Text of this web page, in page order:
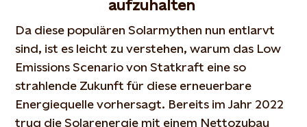
aufzuhalten
Da diese populären Solarmythen nun entlarvt
sind, ist es leicht zu verstehen, warum das Low
Emissions Scenario von Statkraft eine so
strahlende Zukunft für diese erneuerbare
Energiequelle vorhersagt. Bereits im Jahr 2022
trug die Solarenergie mit einem Nettozubau